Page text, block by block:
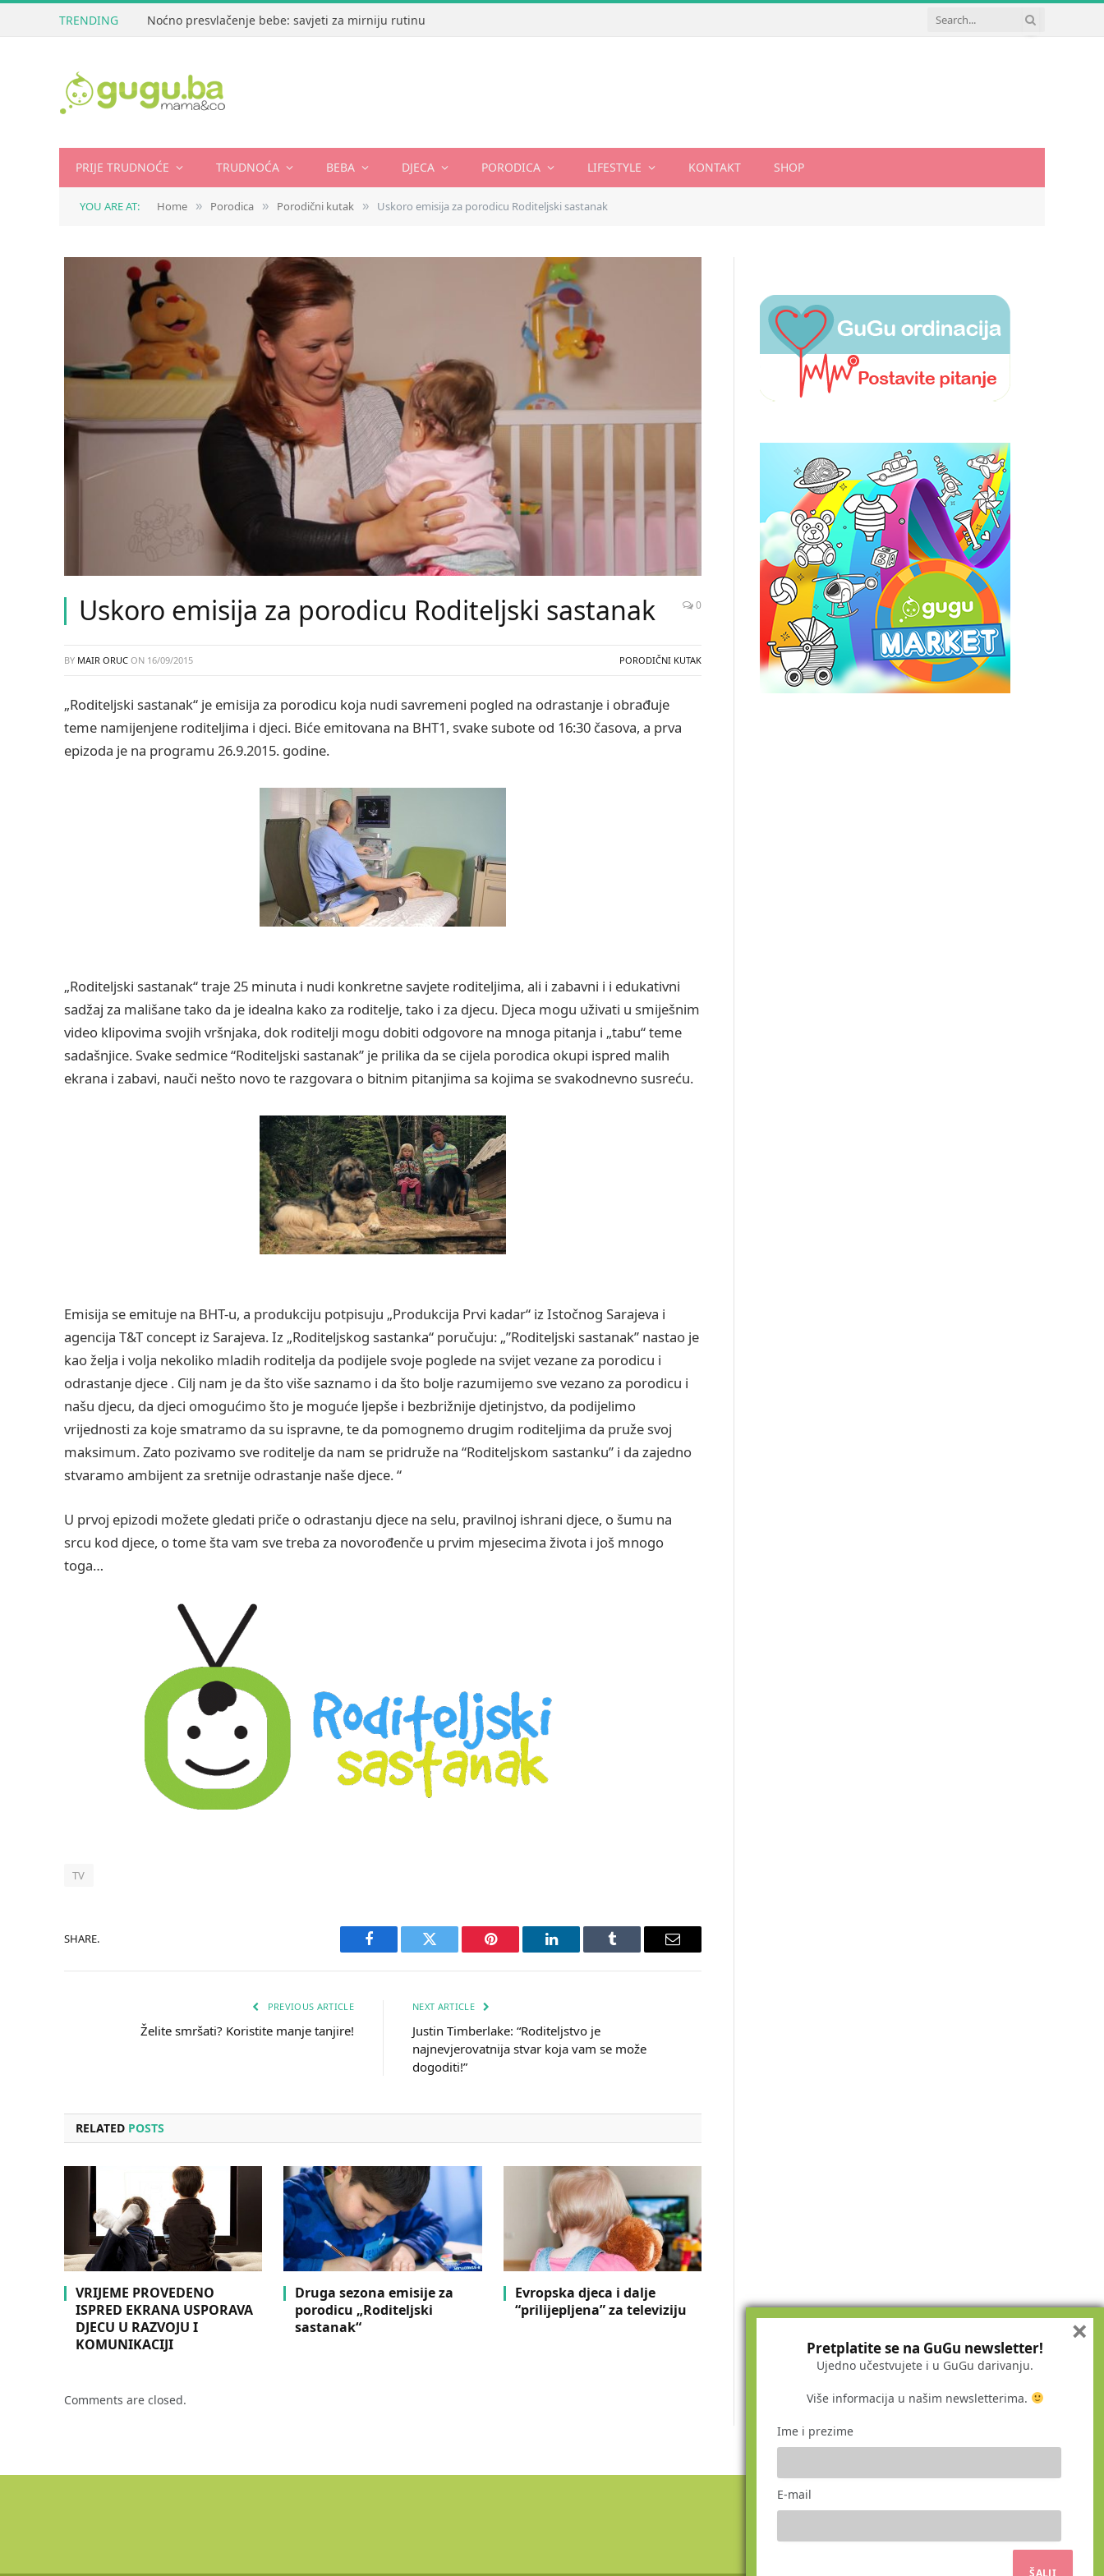
TRENDING Noćno presvlačenje bebe: savjeti za mirniju rutinu
PRIJE TRUDNOĆE TRUDNOĆA BEBA DJECA PORODICA LIFESTYLE KONTAKT SHOP
YOU ARE AT: Home » Porodica » Porodični kutak » Uskoro emisija za porodicu Roditeljski sastanak
Uskoro emisija za porodicu Roditeljski sastanak 0
BY MAIR ORUC ON 16/09/2015 PORODIČNI KUTAK
„Roditeljski sastanak“ je emisija za porodicu koja nudi savremeni pogled na odrastanje i obrađuje
teme namijenjene roditeljima i djeci. Biće emitovana na BHT1, svake subote od 16:30 časova, a prva
epizoda je na programu 26.9.2015. godine.
„Roditeljski sastanak“ traje 25 minuta i nudi konkretne savjete roditeljima, ali i zabavni i i edukativni
sadžaj za mališane tako da je idealna kako za roditelje, tako i za djecu. Djeca mogu uživati u smiješnim
video klipovima svojih vršnjaka, dok roditelji mogu dobiti odgovore na mnoga pitanja i „tabu“ teme
sadašnjice. Svake sedmice “Roditeljski sastanak” je prilika da se cijela porodica okupi ispred malih
ekrana i zabavi, nauči nešto novo te razgovara o bitnim pitanjima sa kojima se svakodnevno susreću.
Emisija se emituje na BHT-u, a produkciju potpisuju „Produkcija Prvi kadar“ iz Istočnog Sarajeva i
agencija T&T concept iz Sarajeva. Iz „Roditeljskog sastanka“ poručuju: „”Roditeljski sastanak” nastao je
kao želja i volja nekoliko mladih roditelja da podijele svoje poglede na svijet vezane za porodicu i
odrastanje djece . Cilj nam je da što više saznamo i da što bolje razumijemo sve vezano za porodicu i
našu djecu, da djeci omogućimo što je moguće ljepše i bezbrižnije djetinjstvo, da podijelimo
vrijednosti za koje smatramo da su ispravne, te da pomognemo drugim roditeljima da pruže svoj
maksimum. Zato pozivamo sve roditelje da nam se pridruže na “Roditeljskom sastanku” i da zajedno
stvaramo ambijent za sretnije odrastanje naše djece. “
U prvoj epizodi možete gledati priče o odrastanju djece na selu, pravilnoj ishrani djece, o šumu na
srcu kod djece, o tome šta vam sve treba za novorođenče u prvim mjesecima života i još mnogo
toga…
TV
SHARE.
Facebook Twitter Pinterest LinkedIn Tumblr Email
PREVIOUS ARTICLE
Želite smršati? Koristite manje tanjire!
NEXT ARTICLE
Justin Timberlake: “Roditeljstvo je
najnevjerovatnija stvar koja vam se može
dogoditi!”
RELATED POSTS
VRIJEME PROVEDENO
ISPRED EKRANA USPORAVA
DJECU U RAZVOJU I
KOMUNIKACIJI
Druga sezona emisije za
porodicu „Roditeljski
sastanak“
Evropska djeca i dalje
“prilijepljena” za televiziju
Comments are closed.
Pretplatite se na GuGu newsletter!
Ujedno učestvujete i u GuGu darivanju.
Više informacija u našim newsletterima.
Ime i prezime
E-mail
×